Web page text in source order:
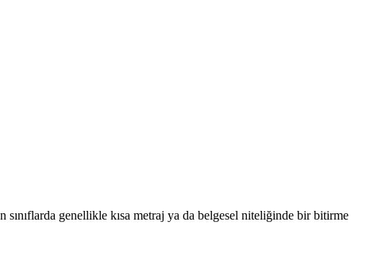
genellikle kısa metraj ya da belgesel niteliğinde bir bitirme